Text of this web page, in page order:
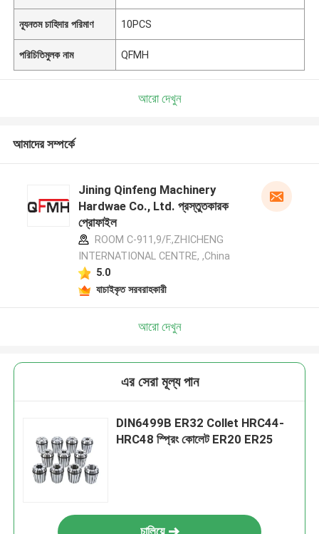
ন্যূনতম চাহিদার পরিমাণ 10PCS
পরিচিতিমুলক নাম QFMH
আরো দেখুন
আমাদের সম্পর্কে
Jining Qinfeng Machinery
Hardwae Co., Ltd. প্রস্তুতকারক
প্রোফাইল
ROOM C-911,9/F.,ZHICHENG
INTERNATIONAL CENTRE, ,China
5.0
যাচাইকৃত সরবরাহকারী
আরো দেখুন
এর সেরা মূল্য পান
DIN6499B ER32 Collet HRC44-
HRC48 স্প্রিং কোলেট ER20 ER25